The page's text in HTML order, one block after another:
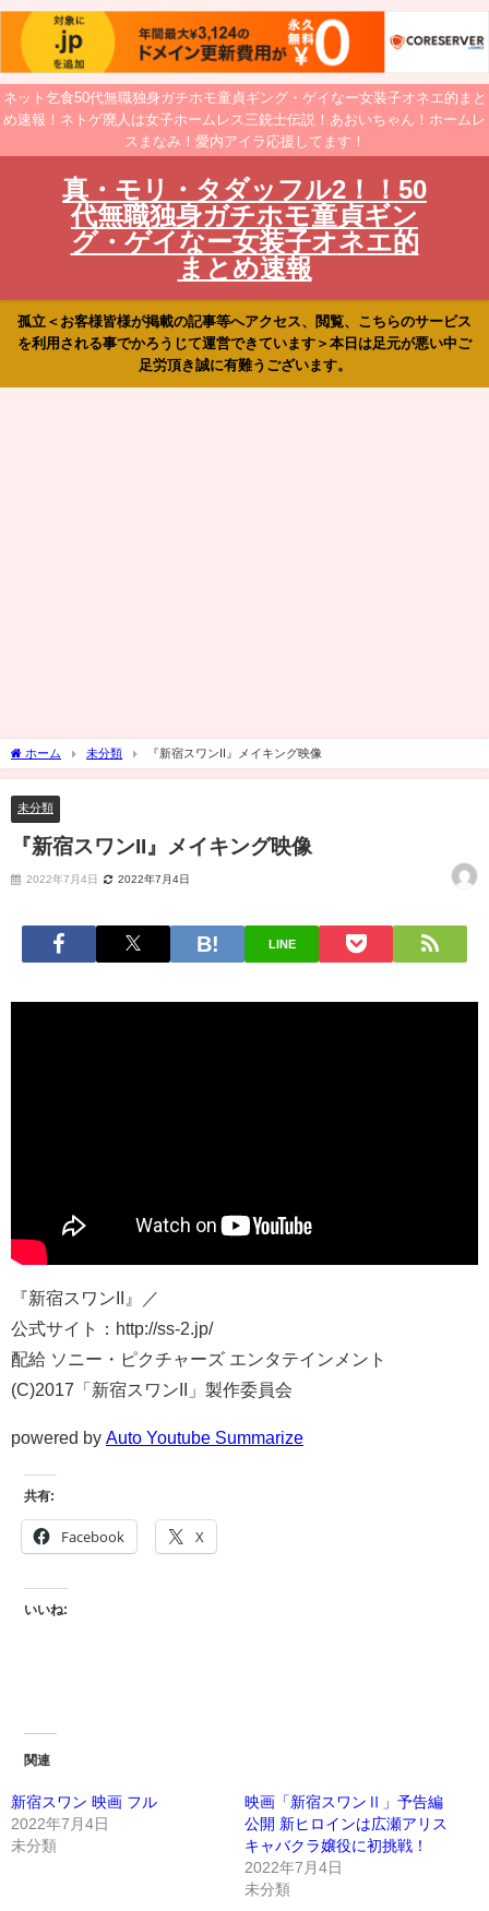
ネット乞食50代無職独身ガチホモ童貞ギング・ゲイなー女装子オネエ的まと
め速報！ネトゲ廃人は女子ホームレス三銃士伝説！あおいちゃん！ホームレ
スまなみ！愛内アイラ応援してます！
真・モリ・タダッフル2！！50
代無職独身ガチホモ童貞ギン
グ・ゲイなー女装子オネエ的
まとめ速報
孤立＜お客様皆様が掲載の記事等へアクセス、閲覧、こちらのサービス
を利用される事でかろうじて運営できています＞本日は足元が悪い中ご
足労頂き誠に有難うございます。
ホーム 未分類 『新宿スワンII』メイキング映像
未分類
『新宿スワンII』メイキング映像
2022年7月4日 2022年7月4日
LINE
『新宿スワンII』／
公式サイト：http://ss-2.jp/
配給 ソニー・ピクチャーズ エンタテインメント
(C)2017「新宿スワンII」製作委員会
powered by Auto Youtube Summarize
共有:
Facebook X
いいね:
関連
新宿スワン 映画 フル
2022年7月4日
未分類
映画「新宿スワンⅡ」予告編
公開 新ヒロインは広瀬アリス
キャバクラ嬢役に初挑戦！
2022年7月4日
未分類